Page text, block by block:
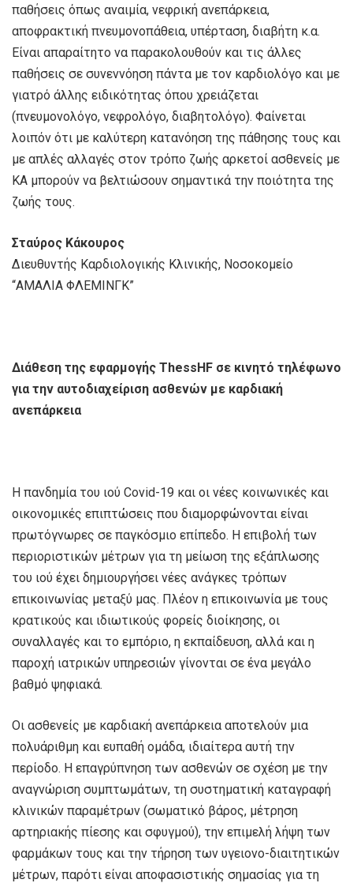
παθήσεις όπως αναιμία, νεφρική ανεπάρκεια,
αποφρακτική πνευμονοπάθεια, υπέρταση, διαβήτη κ.α.
Είναι απαραίτητο να παρακολουθούν και τις άλλες
παθήσεις σε συνεννόηση πάντα με τον καρδιολόγο και με
γιατρό άλλης ειδικότητας όπου χρειάζεται
(πνευμονολόγο, νεφρολόγο, διαβητολόγο). Φαίνεται
λοιπόν ότι με καλύτερη κατανόηση της πάθησης τους και
με απλές αλλαγές στον τρόπο ζωής αρκετοί ασθενείς με
ΚΑ μπορούν να βελτιώσουν σημαντικά την ποιότητα της
ζωής τους.
Σταύρος Κάκουρος
Διευθυντής Καρδιολογικής Κλινικής, Νοσοκομείο
“ΑΜΑΛΙΑ ΦΛΕΜΙΝΓΚ”
Διάθεση της εφαρμογής ThessHF σε κινητό τηλέφωνο
για την αυτοδιαχείριση ασθενών με καρδιακή
ανεπάρκεια
Η πανδημία του ιού Covid-19 και οι νέες κοινωνικές και
οικονομικές επιπτώσεις που διαμορφώνονται είναι
πρωτόγνωρες σε παγκόσμιο επίπεδο. Η επιβολή των
περιοριστικών μέτρων για τη μείωση της εξάπλωσης
του ιού έχει δημιουργήσει νέες ανάγκες τρόπων
επικοινωνίας μεταξύ μας. Πλέον η επικοινωνία με τους
κρατικούς και ιδιωτικούς φορείς διοίκησης, οι
συναλλαγές και το εμπόριο, η εκπαίδευση, αλλά και η
παροχή ιατρικών υπηρεσιών γίνονται σε ένα μεγάλο
βαθμό ψηφιακά.
Οι ασθενείς με καρδιακή ανεπάρκεια αποτελούν μια
πολυάριθμη και ευπαθή ομάδα, ιδιαίτερα αυτή την
περίοδο. Η επαγρύπνηση των ασθενών σε σχέση με την
αναγνώριση συμπτωμάτων, τη συστηματική καταγραφή
κλινικών παραμέτρων (σωματικό βάρος, μέτρηση
αρτηριακής πίεσης και σφυγμού), την επιμελή λήψη των
φαρμάκων τους και την τήρηση των υγειονο-διαιτητικών
μέτρων, παρότι είναι αποφασιστικής σημασίας για τη